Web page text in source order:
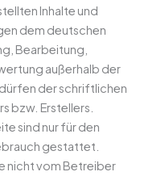
Inhalte und
dem deutschen
Bearbeitung,
außerhalb der
der schriftlichen
bzw. Erstellers.
sind nur für den
gestattet.
nicht vom Betreiber